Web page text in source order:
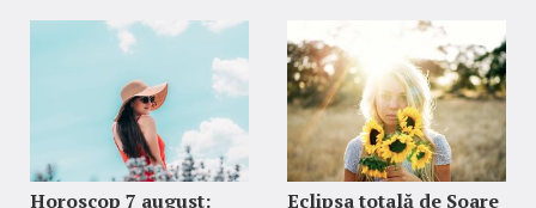
Horoscop 7 august:
Eclipsa totală de Soare